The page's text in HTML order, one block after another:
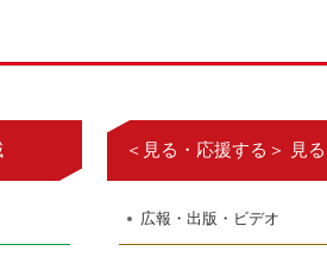
＜見る・応援する＞ 見
広報・出版・ビデオ